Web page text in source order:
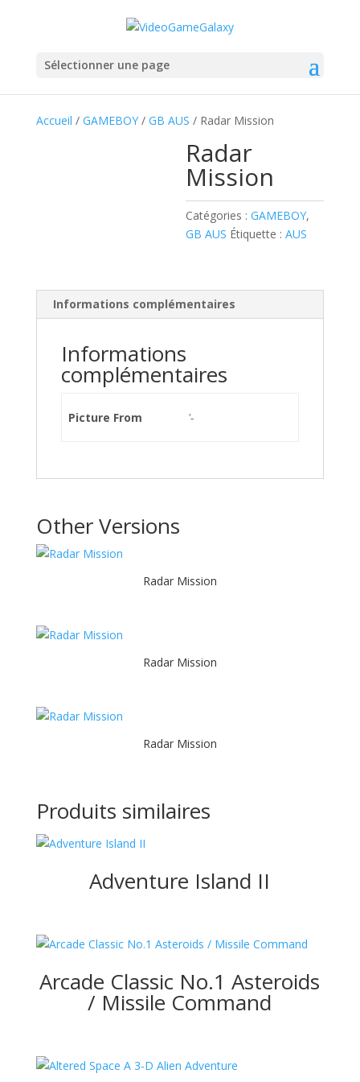
Sélectionner une page
Accueil / GAMEBOY/ GB AUS / Radar Mission
Radar
Mission
Catégories :GAMEBOY,
GB AUS Étiquette :AUS
Informations complémentaires
Informations
complémentaires
Picture From '-
Other Versions
Radar Mission
Radar Mission
Radar Mission
Produits similaires
Adventure Island II
Arcade Classic No.1 Asteroids
/ Missile Command